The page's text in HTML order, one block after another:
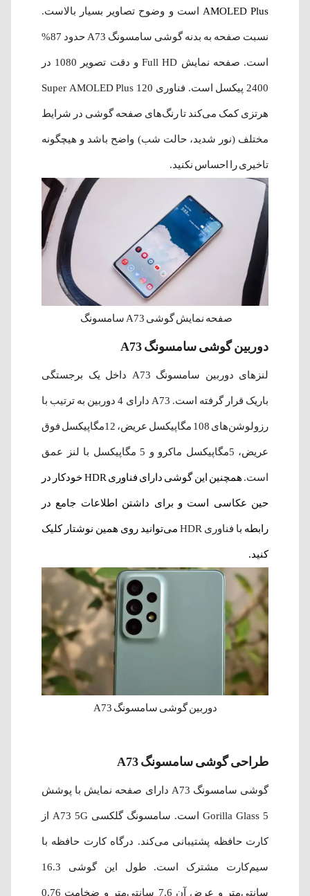
AMOLED Plus است و وضوح تصاویر بسیار بالاست.
نسبت صفحه به بدنه گوشی سامسونگ A73 حدود 87%
است. صفحه نمایش Full HD و دقت تصویر 1080 در
2400 پیکسل است. فناوری Super AMOLED Plus 120
هرتزی کمک می‌کند تا رنگ‌های صفحه گوشی در شرایط
مختلف (نور شدید، حالت شب) واضح باشد و هیچگونه
تاخیری را احساس نکنید.
صفحه نمایش گوشی A73 سامسونگ
دوربین گوشی سامسونگ A73
لنزهای دوربین سامسونگ A73 داخل یک برجستگی
باریک قرار گرفته است. A73 دارای 4 دوربین به ترتیب با
رزولوشن‌های 108 مگاپیکسل عریض، 12مگاپیکسل فوق
عریض، 5مگاپیکسل ماکرو و 5 مگاپیکسل با لنز عمق
است. همچنین این گوشی دارای فناوری HDR خودکار در
حین عکاسی است و برای داشتن اطلاعات جامع در
رابطه با فناوری HDR می‌توانید روی همین نوشتار کلیک
کنید.
دوربین گوشی سامسونگ A73
طراحی گوشی سامسونگ A73
گوشی سامسونگ A73 دارای صفحه نمایش با پوشش
Gorilla Glass 5 است. سامسونگ گلکسی A73 5G از
کارت حافظه پشتیبانی می‌کند. درگاه کارت حافظه با
سیم‌کارت مشترک است. طول این گوشی 16.3
سانتی‌متر و عرض آن 7.6 سانتی‌متر و ضخامت 0.76